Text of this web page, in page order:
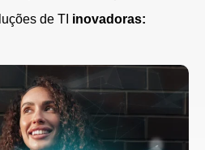
de TI inovadoras: